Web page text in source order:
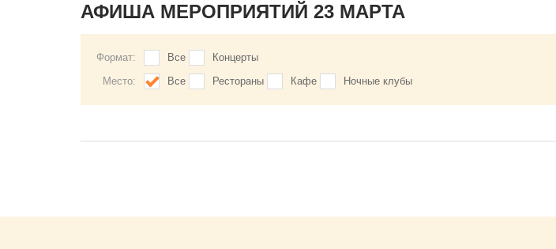
АФИША МЕРОПРИЯТИЙ 23 МАРТА
Формат: Все
Концерты
Место:
Все Рестораны Кафе Ночные клубы